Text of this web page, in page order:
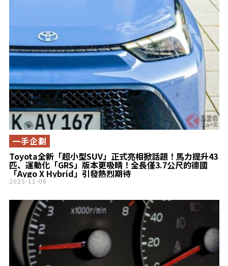
Toyota全新「超小型SUV」正式亮相掀話題！馬力提升43
匹、運動化「GRS」版本更吸睛！全長僅3.7公尺的德國
「Aygo X Hybrid」引發熱烈期待
一手企劃
2025-11-08